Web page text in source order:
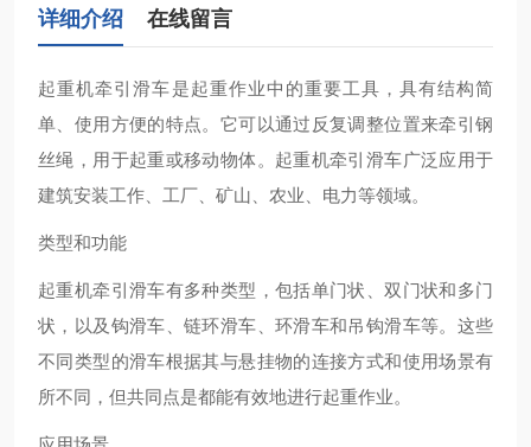
详细介绍 在线留言
起重机牵引滑车‌是起重作业中的重要工具，具有结构简
单、使用方便的特点。它可以通过反复调整位置来牵引钢
丝绳，用于起重或移动物体。起重机牵引滑车广泛应用于
建筑安装工作、工厂、矿山、农业、电力等领域‌。
类型和功能
起重机牵引滑车有多种类型，包括单门状、双门状和多门
状，以及钩滑车、链环滑车、环滑车和吊钩滑车等。这些
不同类型的滑车根据其与悬挂物的连接方式和使用场景有
所不同，但共同点是都能有效地进行起重作业‌。